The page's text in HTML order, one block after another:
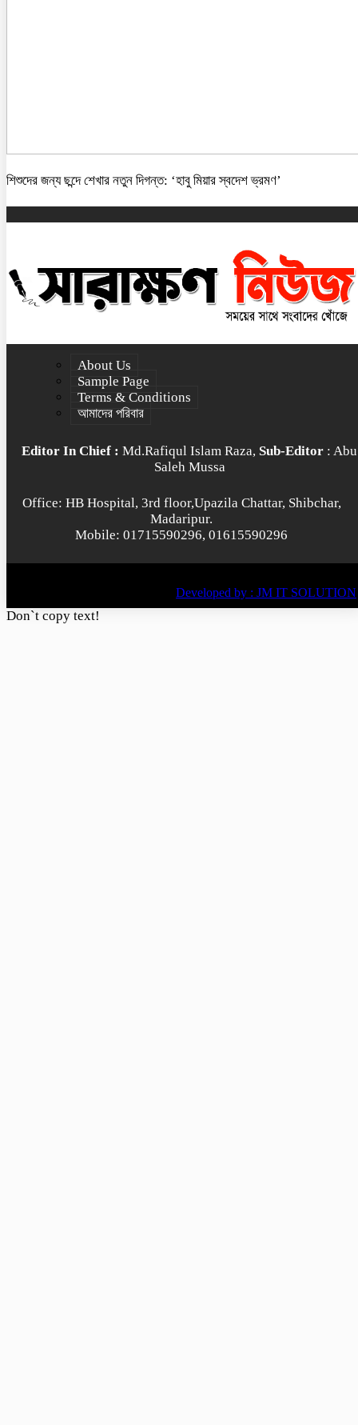
শিশুদের জন্য ছন্দে শেখার নতুন দিগন্ত: ‘হাবু মিয়ার স্বদেশ ভ্রমণ’
About Us
Sample Page
Terms & Conditions
আমাদের পরিবার
Editor In Chief : Md.Rafiqul Islam Raza, Sub-Editor : Abu
Saleh Mussa
Office: HB Hospital, 3rd floor,Upazila Chattar, Shibchar,
Madaripur.
Mobile: 01715590296, 01615590296
Developed by : JM IT SOLUTION
Don`t copy text!